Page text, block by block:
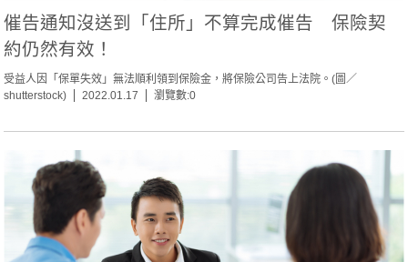
催告通知沒送到「住所」不算完成催告 保險契
約仍然有效！
受益人因「保單失效」無法順利領到保險金，將保險公司告上法院。(圖／
shutterstock)
2022.01.17 瀏覽數:0